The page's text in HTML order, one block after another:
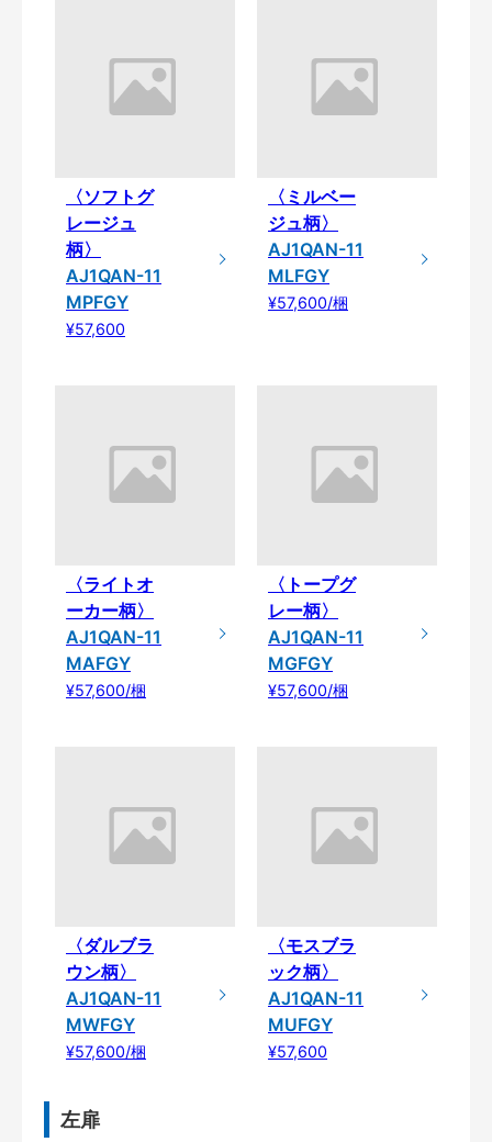
〈ソフトグ
レージュ
柄〉
AJ1QAN-11
MPFGY
¥57,600
〈ミルベー
ジュ柄〉
AJ1QAN-11
MLFGY
¥57,600/梱
〈ライトオ
ーカー柄〉
AJ1QAN-11
MAFGY
¥57,600/梱
〈トープグ
レー柄〉
AJ1QAN-11
MGFGY
¥57,600/梱
〈ダルブラ
ウン柄〉
AJ1QAN-11
MWFGY
¥57,600/梱
〈モスブラ
ック柄〉
AJ1QAN-11
MUFGY
¥57,600
左扉